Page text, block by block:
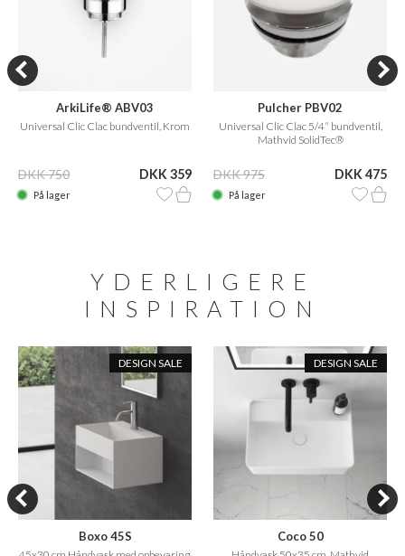
ArkiLife® ABV03
Universal Clic Clac bundventil, Krom
DKK 750 DKK 359
På lager
Pulcher PBV02
Universal Clic Clac 5/4“ bundventil,
Mathvid SolidTec®
DKK 975 DKK 475
På lager
YDERLIGERE
INSPIRATION
DESIGN SALE
Boxo 45S
DESIGN SALE
Coco 50